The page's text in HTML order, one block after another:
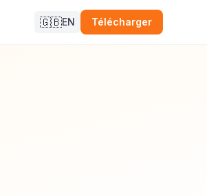
🇬🇧EN Télécharger